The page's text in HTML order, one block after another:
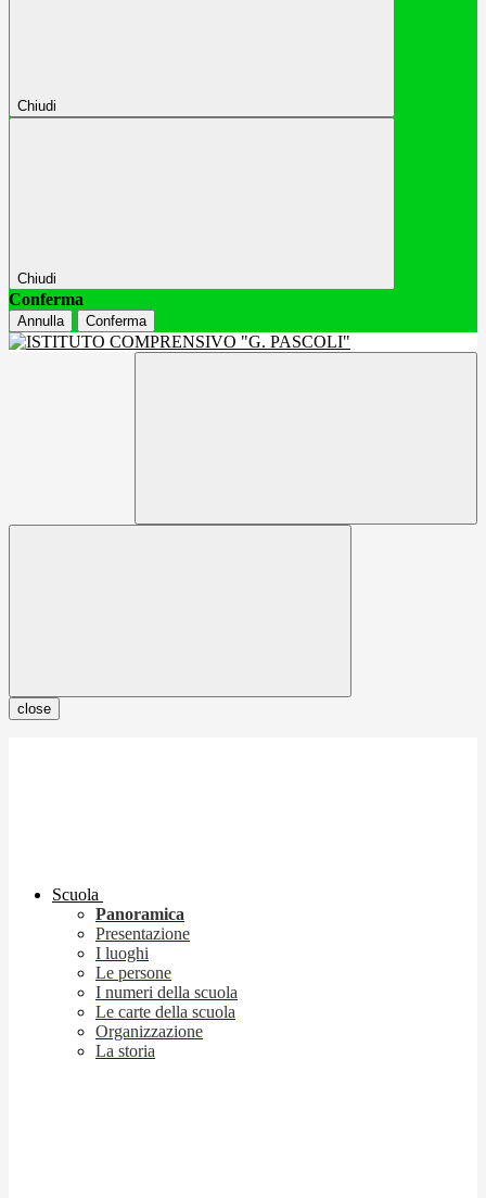
Chiudi
Chiudi
Conferma
Annulla Conferma
close
Scuola
Panoramica
Presentazione
I luoghi
Le persone
I numeri della scuola
Le carte della scuola
Organizzazione
La storia